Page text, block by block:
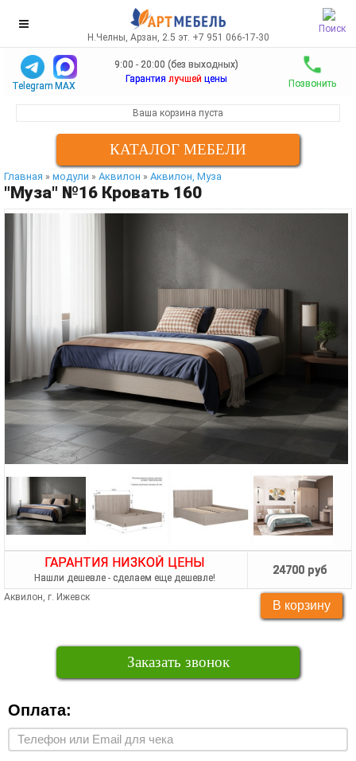
Поиск
Н.Челны, Арзан, 2.5 эт. +7 951 066-17-30
Telegram MAX
9:00 - 20:00 (без выходных)
Гарантия лучшей цены Позвонить
Ваша корзина пуста
КАТАЛОГ МЕБЕЛИ
Главная » модули » Аквилон » Аквилон, Муза
"Муза" №16 Кровать 160
ГАРАНТИЯ НИЗКОЙ ЦЕНЫ
Нашли дешевле - сделаем еще дешевле!
24700 руб
Аквилон, г. Ижевск
Заказать звонок
Оплата: